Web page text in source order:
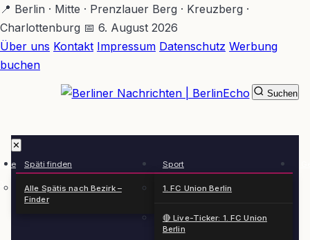
Zum
Hauptinhalt
springen
📍 Berlin · Mitte · Prenzlauer Berg · Kreuzberg ·
Charlottenburg 📅 6. August 2026
Über uns Kontakt Impressum Datenschutz Werbung
buchen
✕
Späti finden
Alle Spätis nach Bezirk –
Finder
Sport
1. FC Union Berlin
🔴 Live-Ticker: 1. FC Union
Berlin
Suchen